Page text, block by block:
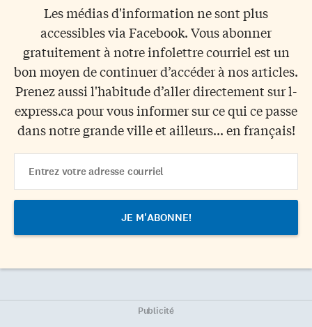
Les médias d'information ne sont plus
accessibles via Facebook. Vous abonner
gratuitement à notre infolettre courriel est un
bon moyen de continuer d’accéder à nos articles.
Prenez aussi l'habitude d’aller directement sur l-
express.ca pour vous informer sur ce qui ce passe
dans notre grande ville et ailleurs... en français!
Address
Publicité